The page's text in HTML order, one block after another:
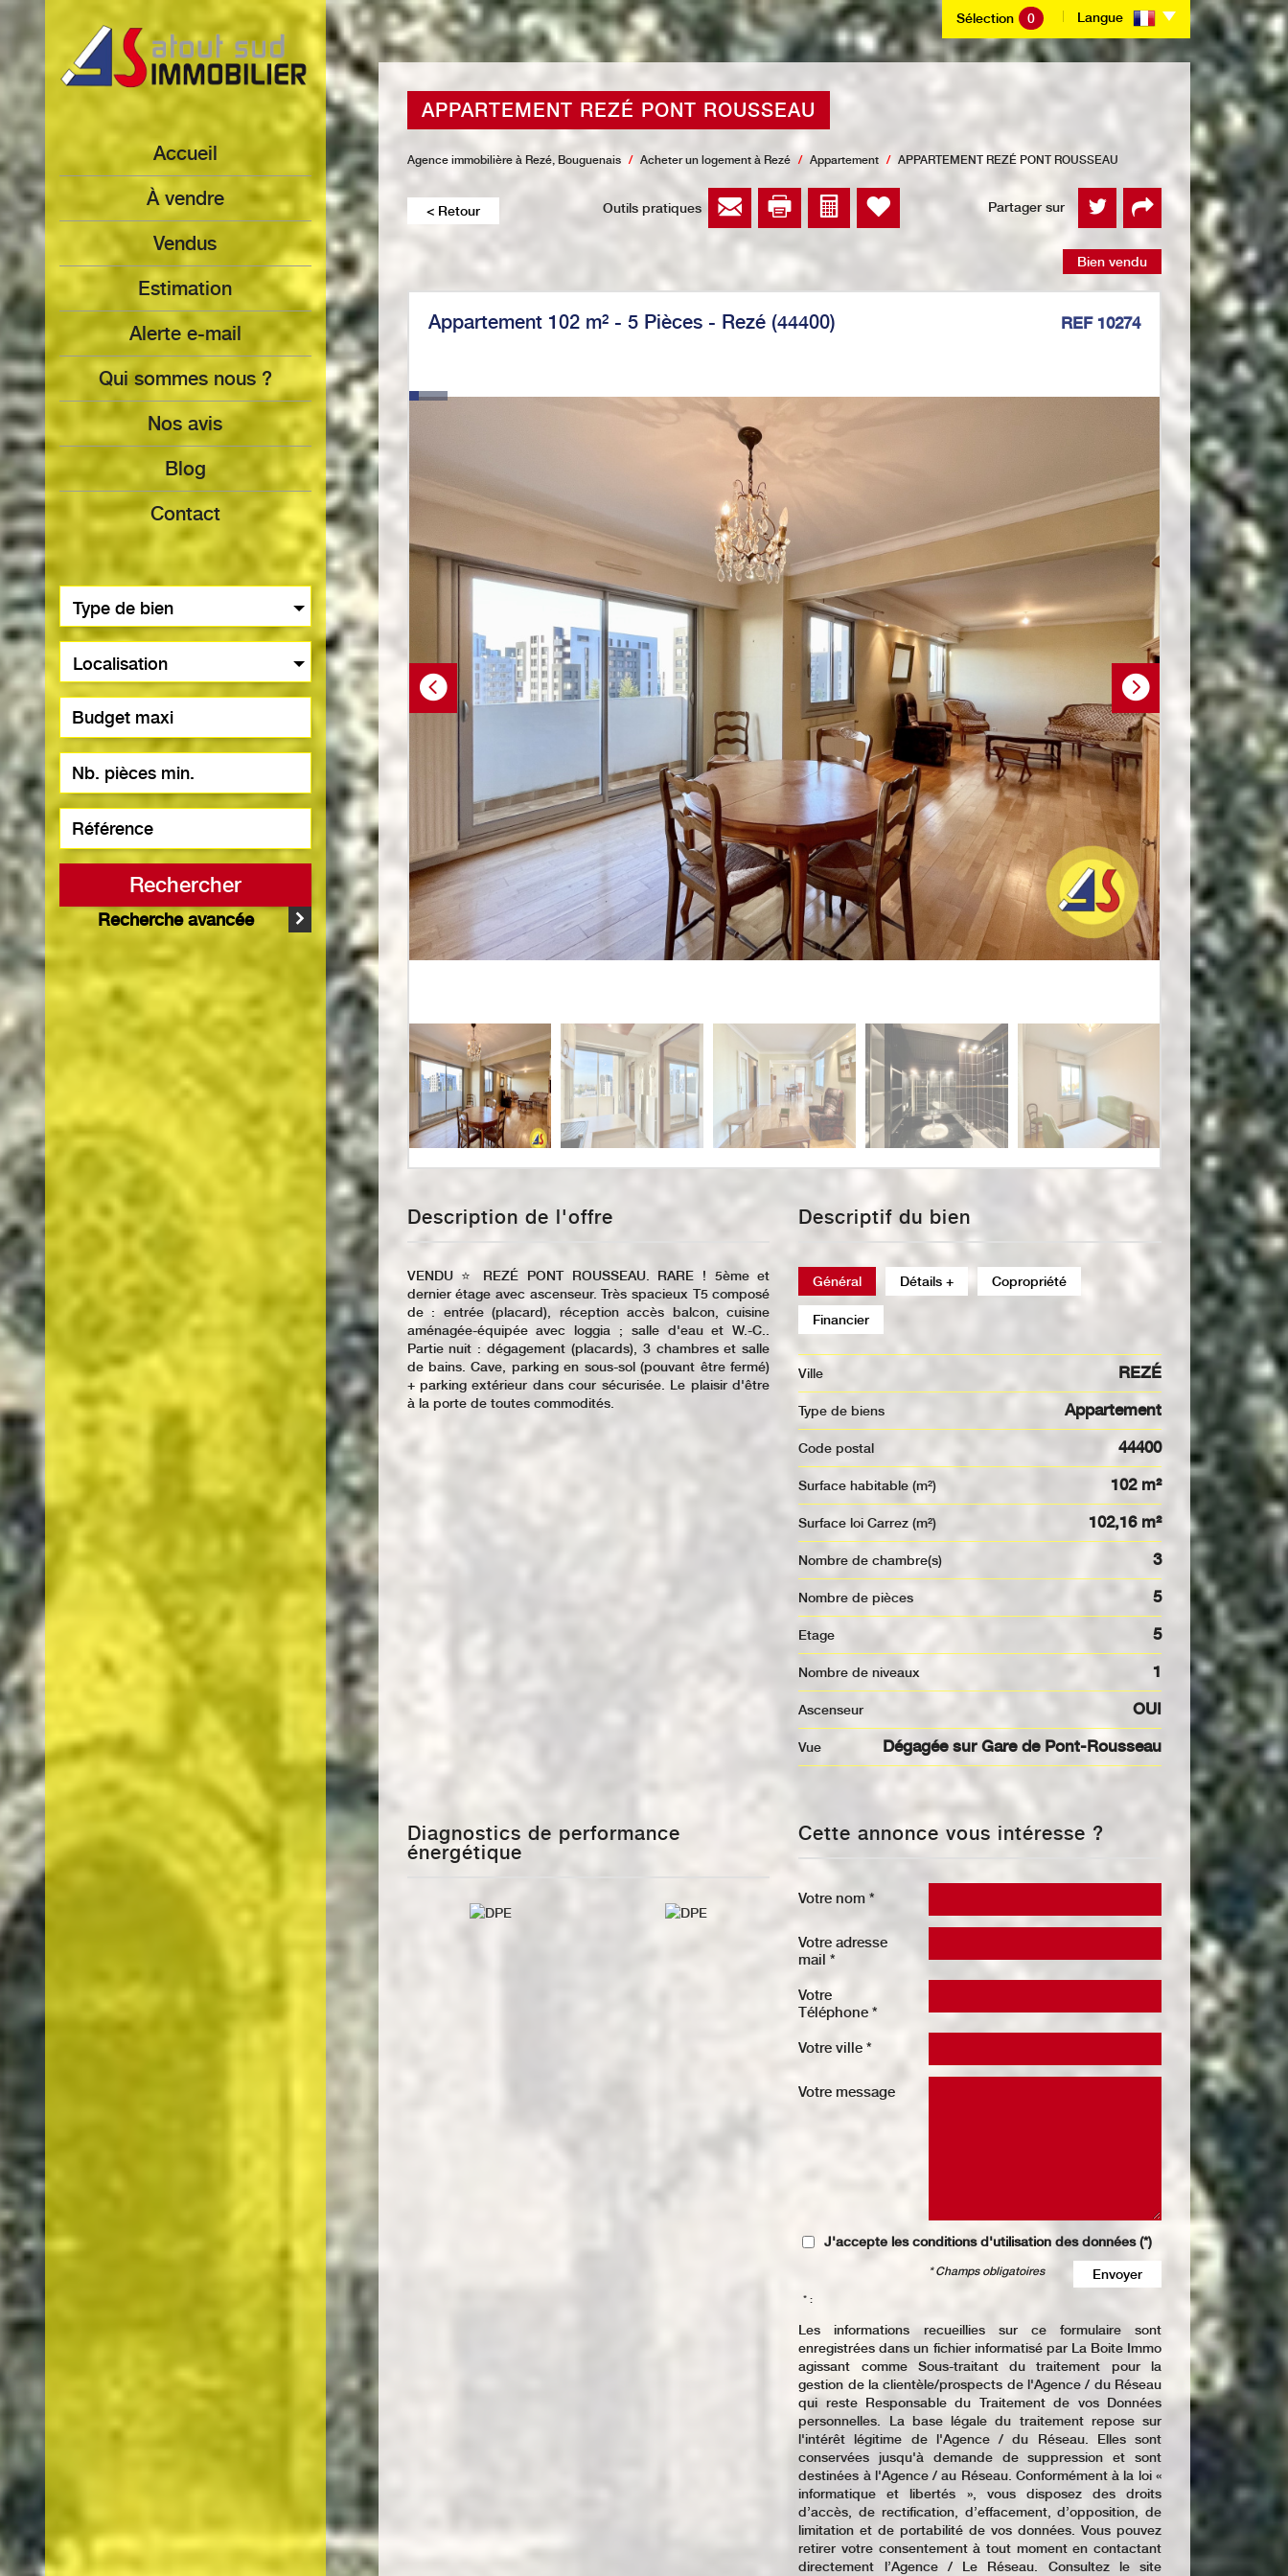
Accueil
à vendre
Vendus
Estimation
Alerte e-mail
Qui sommes nous ?
Nos avis
Blog
Contact
Type de bien
Localisation
Rechercher
Recherche avancée
Sélection 0 Langue
APPARTEMENT REZÉ PONT ROUSSEAU
Agence immobilière à Rezé, Bouguenais Acheter un logement à Rezé Appartement APPARTEMENT REZÉ PONT ROUSSEAU
< Retour Outils pratiques Partager sur
Bien vendu
Appartement 102 m² - 5 Pièces - Rezé (44400) REF 10274
Description de l'offre
VENDU ⭐️ REZÉ PONT ROUSSEAU. RARE ! 5ème et
dernier étage avec ascenseur. Très spacieux T5 composé
de : entrée (placard), réception accès balcon, cuisine
aménagée-équipée avec loggia ; salle d'eau et W.-C..
Partie nuit : dégagement (placards), 3 chambres et salle
de bains. Cave, parking en sous-sol (pouvant être fermé)
+ parking extérieur dans cour sécurisée. Le plaisir d'être
à la porte de toutes commodités.
Descriptif du bien
Général Détails + Copropriété
Financier
Ville REZÉ
Type de biens Appartement
Code postal 44400
Surface habitable (m²) 102 m²
Surface loi Carrez (m²) 102,16 m²
Nombre de chambre(s) 3
Nombre de pièces 5
Etage 5
Nombre de niveaux 1
Ascenseur OUI
Vue Dégagée sur Gare de Pont-Rousseau
Diagnostics de performance
énergétique
Cette annonce vous intéresse ?
Votre nom *
Votre adresse
mail *
Votre
Téléphone *
Votre ville *
Votre message
J'accepte les conditions d'utilisation des données (*)
Envoyer
* Champs obligatoires
* :
Les informations recueillies sur ce formulaire sont
enregistrées dans un fichier informatisé par La Boite Immo
agissant comme Sous-traitant du traitement pour la
gestion de la clientèle/prospects de l'Agence / du Réseau
qui reste Responsable du Traitement de vos Données
personnelles. La base légale du traitement repose sur
l'intérêt légitime de l'Agence / du Réseau. Elles sont
conservées jusqu'à demande de suppression et sont
destinées à l'Agence / au Réseau. Conformément à la loi «
informatique et libertés », vous disposez des droits
d’accès, de rectification, d’effacement, d’opposition, de
limitation et de portabilité de vos données. Vous pouvez
retirer votre consentement à tout moment en contactant
directement l’Agence / Le Réseau. Consultez le site